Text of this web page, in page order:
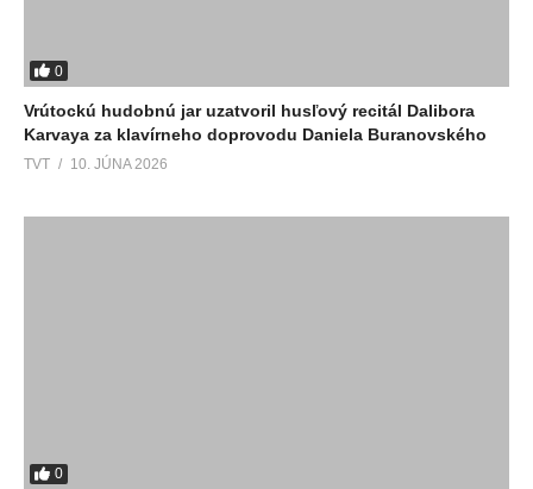
0
Vrútockú hudobnú jar uzatvoril husľový recitál Dalibora
Karvaya za klavírneho doprovodu Daniela Buranovského
TVT 10. JÚNA 2026
0